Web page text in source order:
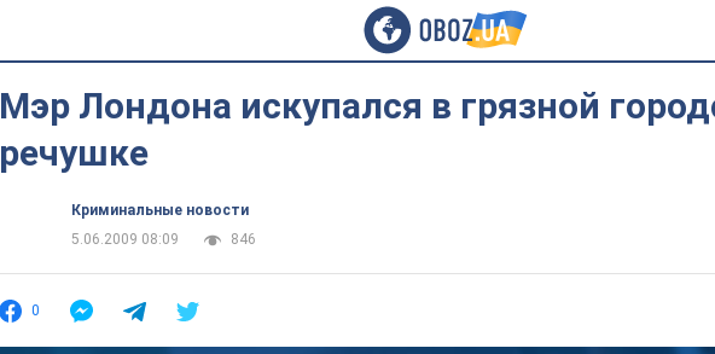
Мэр Лондона искупался в грязной
речушке
Криминальные новости
5.06.2009 08:09
846
0